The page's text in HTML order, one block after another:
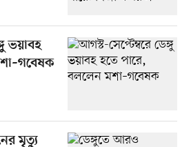
ভয়াবহ
মৃত্যু